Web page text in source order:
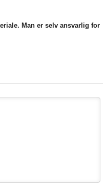
Man er selv ansvarlig for